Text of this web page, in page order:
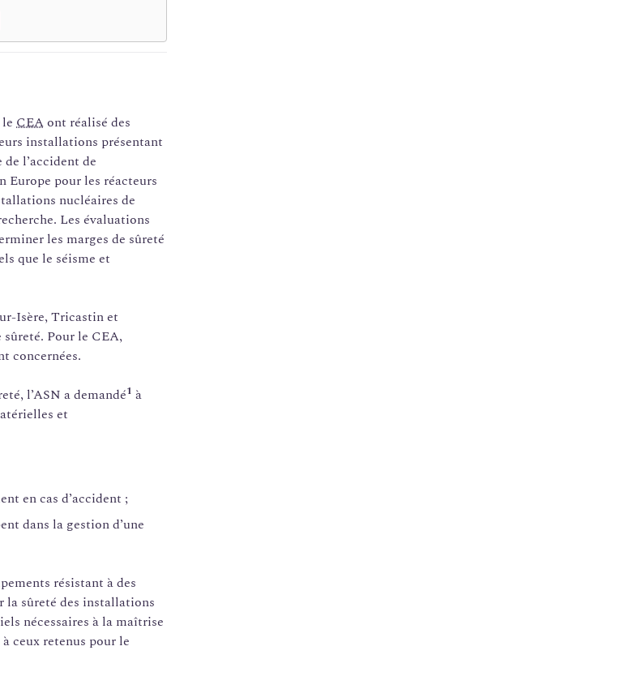
CEAont réalisé des
installations présentant
l’accident de
Europe pour les réacteurs
nucléaires de
Les évaluations
les marges de sûreté
que le séisme et
Isère, Tricastin et
Pour le CEA,
concernées.
l’ASN a demandé1 à
et
en cas d’accident ;
dans la gestion d’une
résistant à des
la sûreté des installations
nécessaires à la maîtrise
ceux retenus pour le